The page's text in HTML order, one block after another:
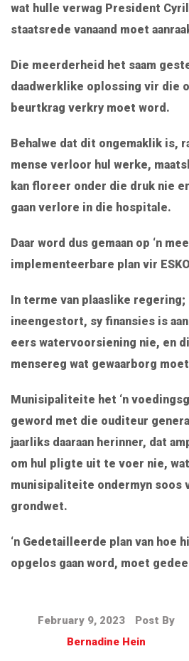
wat hulle verwag President Cyril
staatsrede vanaand moet
Die meerderheid het saam
daadwerklike oplossing vir die
beurtkrag verkry moet word.
Behalwe dat dit ongemaklik is,
mense verloor hul werke,
kan floreer onder die druk nie
gaan verlore in die hospitale.
Daar word dus gemaan op ‘n
implementeerbare plan vir
In terme van plaaslike
ineengestort, sy finansies is
eers watervoorsiening nie, en
mensereg wat gewaarborg
Munisipaliteite het ‘n
geword met die ouditeur
jaarliks daaraan herinner, dat
om hul pligte uit te voer nie,
munisipaliteite ondermyn soos
grondwet.
‘n Gedetailleerde plan van hoe
opgelos gaan word, moet
February 9, 2023
Post By
Bernadine Hein